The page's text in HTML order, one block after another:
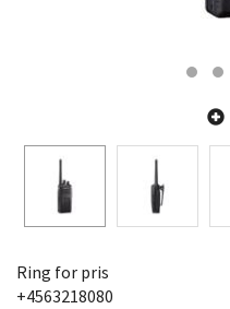
Ring for pris
+4563218080